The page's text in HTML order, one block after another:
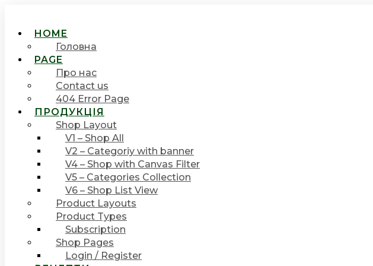
HOME
Головна
PAGE
Про нас
Contact us
404 Error Page
ПРОДУКЦІЯ
Shop Layout
V1 – Shop All
V2 – Categoriy with banner
V4 – Shop with Canvas Filter
V5 – Categories Collection
V6 – Shop List View
Product Layouts
Product Types
Subscription
Shop Pages
Login / Register